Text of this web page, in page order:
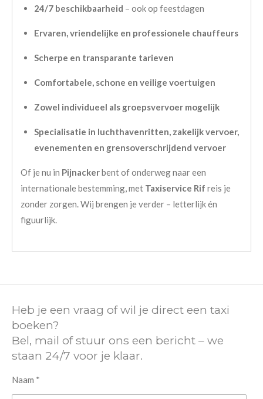
24/7 beschikbaarheid – ook op feestdagen
Ervaren, vriendelijke en professionele chauffeurs
Scherpe en transparante tarieven
Comfortabele, schone en veilige voertuigen
Zowel individueel als groepsvervoer mogelijk
Specialisatie in luchthavenritten, zakelijk vervoer,
evenementen en grensoverschrijdend vervoer
Of je nu in Pijnackerbent of onderweg naar een
internationale bestemming, met Taxiservice Rif reis je
zonder zorgen. Wij brengen je verder – letterlijk én
figuurlijk.
Heb je een vraag of wil je direct een taxi
boeken?
Bel, mail of stuur ons een bericht – we
staan 24/7 voor je klaar.
Naam *